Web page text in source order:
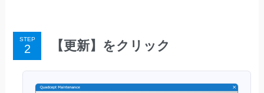
STEP 【更新】をクリック